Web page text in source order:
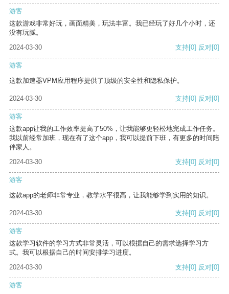
游客
这款游戏非常好玩，画面精美，玩法丰富。我已经玩了好几个小时，还
没有玩腻。
2024-03-30
支持[0] 反对[0]
游客
这款加速器VPM应用程序提供了顶级的安全性和隐私保护。
2024-03-30 支持[0] 反对[0]
游客
这款app让我的工作效率提高了50%，让我能够更轻松地完成工作任务。
我以前经常加班，现在有了这个app，我可以提前下班，有更多的时间陪
伴家人。
2024-03-30
支持[0] 反对[0]
游客
这款app的老师非常专业，教学水平很高，让我能够学到实用的知识。
2024-03-30 支持[0] 反对[0]
游客
这款学习软件的学习方式非常灵活，可以根据自己的需求选择学习方
式。我可以根据自己的时间安排学习进度。
2024-03-30
支持[0] 反对[0]
游客